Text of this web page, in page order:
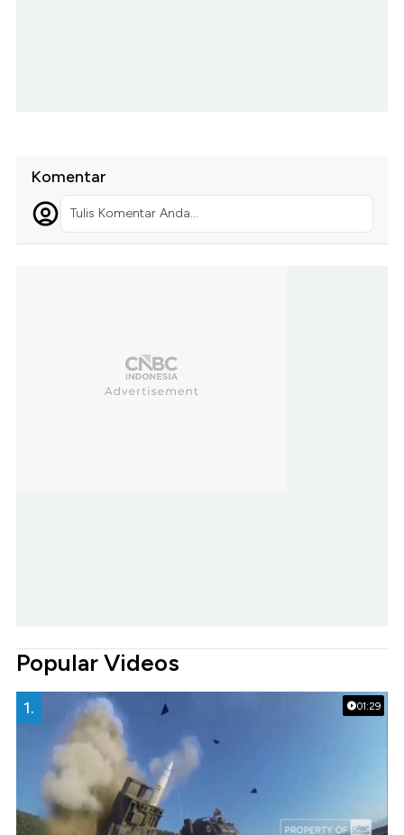
Komentar
Tulis Komentar Anda...
Popular Videos
01:29
1.